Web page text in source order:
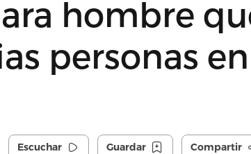
hombre
personas en
Escuchar Guardar Compartir